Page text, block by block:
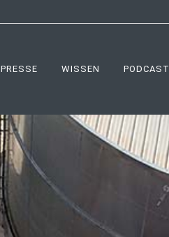
PRESSE WISSEN PODCAST